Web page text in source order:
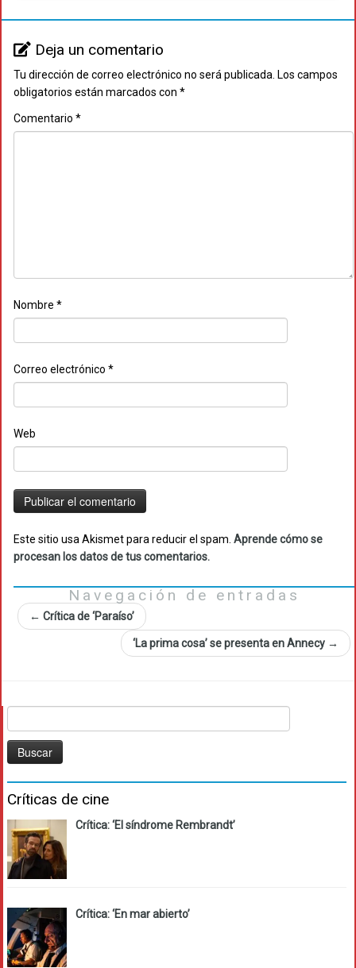
Deja un comentario
Tu dirección de correo electrónico no será publicada. Los campos
obligatorios están marcados con *
Comentario *
Nombre *
Correo electrónico *
Web
Este sitio usa Akismet para reducir el spam. Aprende cómo se
procesan los datos de tus comentarios.
Navegación de entradas
← Crítica de ‘Paraíso’
‘La prima cosa’ se presenta en Annecy →
Críticas de cine
Crítica: ‘El síndrome Rembrandt’
Crítica: ‘En mar abierto’